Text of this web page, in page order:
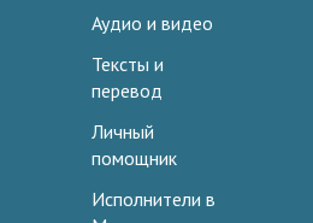
Аудио и видео
Тексты и
перевод
Личный
помощник
Исполнители в